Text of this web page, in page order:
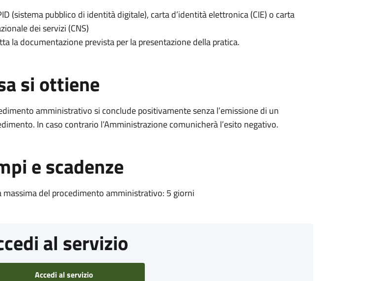
(sistema pubblico di identità digitale), carta d’identità elettronica (CIE) o carta
dei servizi (CNS)
la documentazione prevista per la presentazione della pratica.
si ottiene
amministrativo si conclude positivamente senza l’emissione di un
In caso contrario l’Amministrazione comunicherà l’esito negativo.
e scadenze
massima del procedimento amministrativo: 5 giorni
al servizio
Accedi al servizio